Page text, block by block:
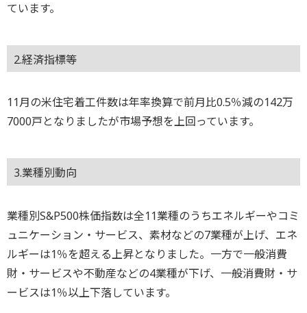
ています。
2.経済指標等
11月の米住宅着工件数は年率換算で前月比0.5％減の142万
7000戸となりましたが市場予想を上回っています。
3.業種別動向
業種別S&P500株価指数は全11業種のうちエネルギーやコミ
ュニケーション・サービス、素材などの7業種が上げ、エネ
ルギーは1％を超える上昇となりました。一方で一般消費
財・サービスや不動産などの4業種が下げ、一般消費財・サ
ービスは1％以上下落しています。